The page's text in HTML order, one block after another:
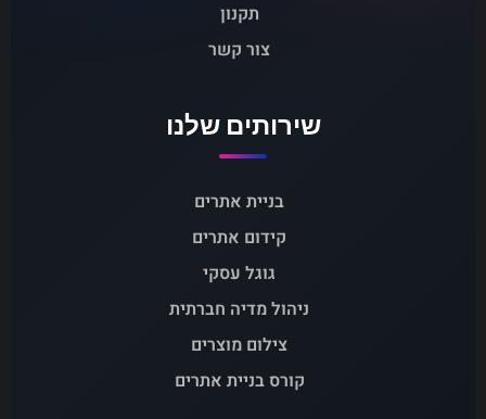
תקנון
צור קשר
שירותים שלנו
בניית אתרים
קידום אתרים
גוגל עסקי
ניהול מדיה חברתית
צילום מוצרים
קורס בניית אתרים